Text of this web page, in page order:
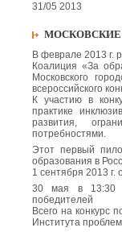
31/05 2013
В феврале 2013 г.
Коалиция «За
Московского
всероссийского
К участию в
практике
развития,
потребностями.
Этот первый
образования в
1 сентября 2013 г.
30 мая в 13:30 в
победителей
Всего на конкурс
Института